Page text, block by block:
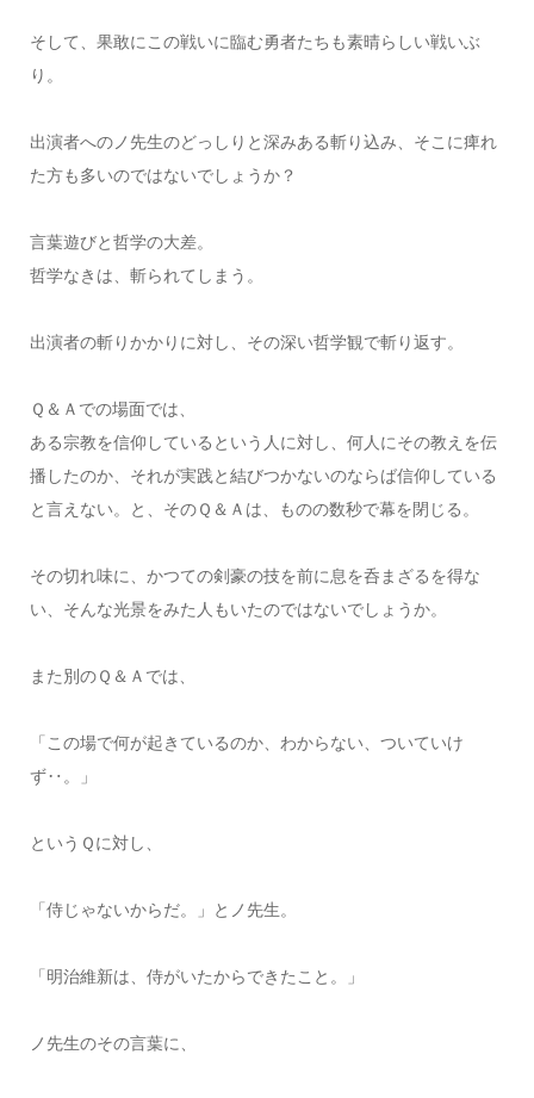
そして、果敢にこの戦いに臨む勇者たちも素晴らしい戦いぶ
り。
出演者へのノ先生のどっしりと深みある斬り込み、そこに痺れ
た方も多いのではないでしょうか？
言葉遊びと哲学の大差。
哲学なきは、斬られてしまう。
出演者の斬りかかりに対し、その深い哲学観で斬り返す。
Ｑ＆Ａでの場面では、
ある宗教を信仰しているという人に対し、何人にその教えを伝
播したのか、それが実践と結びつかないのならば信仰している
と言えない。と、そのＱ＆Ａは、ものの数秒で幕を閉じる。
その切れ味に、かつての剣豪の技を前に息を呑まざるを得な
い、そんな光景をみた人もいたのではないでしょうか。
また別のＱ＆Ａでは、
「この場で何が起きているのか、わからない、ついていけ
ず‥。」
というＱに対し、
「侍じゃないからだ。」とノ先生。
「明治維新は、侍がいたからできたこと。」
ノ先生のその言葉に、